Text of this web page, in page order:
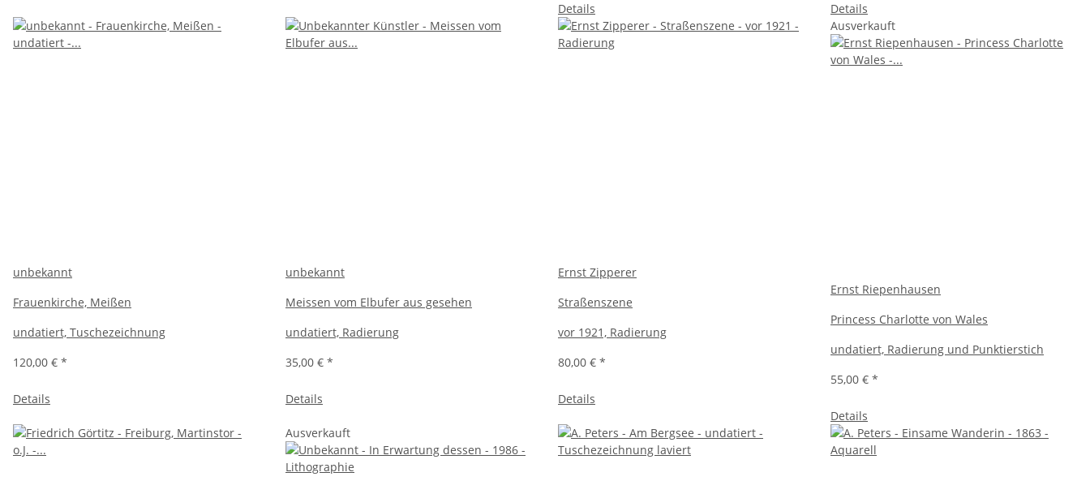
Details Details
unbekannt
Frauenkirche, Meißen
undatiert, Tuschezeichnung
120,00 € *
Details
unbekannt
Meissen vom Elbufer aus gesehen
undatiert, Radierung
35,00 € *
Details
Ernst Zipperer
Straßenszene
vor 1921, Radierung
80,00 € *
Details
Ausverkauft
Ernst Riepenhausen
Princess Charlotte von Wales
undatiert, Radierung und Punktierstich
55,00 € *
Details
Ausverkauft